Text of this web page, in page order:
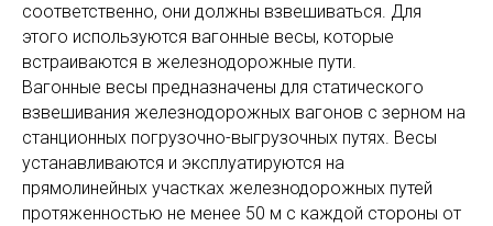
соответственно, они должны взвешиваться. Для
этого используются вагонные весы, которые
встраиваются в железнодорожные пути.
Вагонные весы предназначены для статического
взвешивания железнодорожных вагонов с зерном на
станционных погрузочно-выгрузочных путях. Весы
устанавливаются и эксплуатируются на
прямолинейных участках железнодорожных путей
протяженностью не менее 50 м с каждой стороны от